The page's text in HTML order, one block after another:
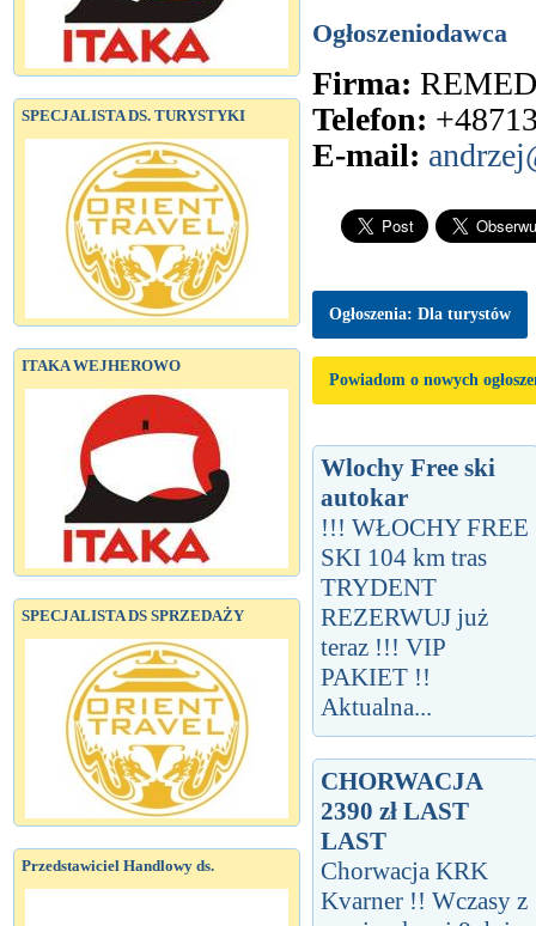
SPECJALISTA DS. TURYSTYKI
ITAKA WEJHEROWO
SPECJALISTA DS SPRZEDAŻY
Przedstawiciel Handlowy ds.
Ogłoszeniodawca
Firma:
Telefon:
E-mail:
Ogłoszenia: Dla turystów
Powiadom o nowych
Wlochy Free ski
autokar
!!! WŁOCHY FREE
SKI 104 km tras
TRYDENT
REZERWUJ już
teraz !!! VIP
PAKIET !!
Aktualna...
CHORWACJA
2390 zł LAST
LAST
Chorwacja KRK
Kvarner !! Wczasy z